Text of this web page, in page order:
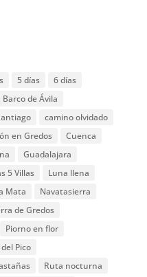
5 días
6 días
Barco de Ávila
camino olvidado
en Gredos
Cuenca
Guadalajara
5 Villas
Luna llena
Mata
Navatasierra
de Gredos
Piorno en flor
Pico
Ruta nocturna